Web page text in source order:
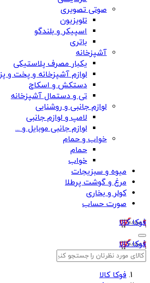
صوتی تصویری
تلویزیون
اسپیکر و بلندگو
باتری
آشپزخانه
یکبار مصرف پلاستیکی
لوازم آشپزخانه و پخت و پز
دستکش و اسکاج
تی و دستمال آشپزخانه
لوازم جانبی و روشنایی
لامپ و لوازم جانبی
لوازم جانبی موبایل و ...
خواب و حمام
حمام
خواب
میوه و سبزیجات
مرغ و گوشت پرطلا
کولر و بخاری
صورت حساب
فوکا کالا
فوکا کالا
فوکا کالا